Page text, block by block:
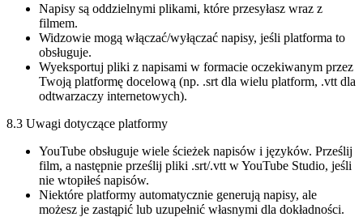
Napisy są oddzielnymi plikami, które przesyłasz wraz z
filmem.
Widzowie mogą włączać/wyłączać napisy, jeśli platforma to
obsługuje.
Wyeksportuj pliki z napisami w formacie oczekiwanym przez
Twoją platformę docelową (np. .srt dla wielu platform, .vtt dla
odtwarzaczy internetowych).
8.3 Uwagi dotyczące platformy
YouTube obsługuje wiele ścieżek napisów i języków. Prześlij
film, a następnie prześlij pliki .srt/.vtt w YouTube Studio, jeśli
nie wtopiłeś napisów.
Niektóre platformy automatycznie generują napisy, ale
możesz je zastąpić lub uzupełnić własnymi dla dokładności.